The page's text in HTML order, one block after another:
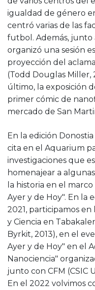
igualdad de género
centró varias de las
futbol. Además, junto
organizó una sesión
proyección del
(Todd Douglas Miller,
último, la exposición
primer cómic de
mercado de San
En la edición
cita en el Aquarium
investigaciones que
homenajear a
la historia en el
Ayer y de Hoy". En la
2021, participamos
y Ciencia en
Byrkit, 2013), en el
Ayer y de Hoy" en el
Nanociencia"
junto con CFM (CSIC
En el 2022 volvimos